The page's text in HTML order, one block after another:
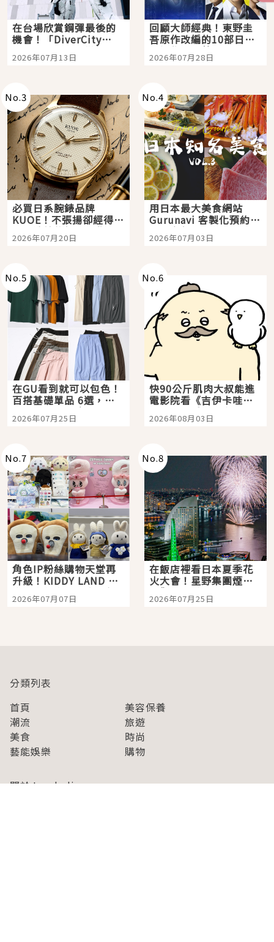
在台場欣賞鋼彈最後的
機會！「DiverCity
Tokyo Plaza」搭船、
購物、美食及夜景，一
2026年07月13日
回顧大師經典！東野圭
吾原作改編的10部日本
影視作品推薦
2026年07月28日
No.3
必買日系腕錶品牌
KUOE！不張揚卻經得起
時間洗鍊的經典之作五
選
2026年07月20日
No.4
用日本最大美食網站
Gurunavi 客製化預約九
大都市餐廳，打造專屬
美食體驗！
2026年07月03日
No.5
在GU看到就可以包色！
百搭基礎單品 6選，閉
眼全收也不心疼
2026年07月25日
No.6
快90公斤肌肉大叔能進
電影院看《吉伊卡哇》
嗎？日本重金屬樂團
「打首」會長與nagano
2026年08月03日
No.7
角色IP粉絲購物天堂再
升級！KIDDY LAND 原
宿店吉伊卡哇迎客，新
開幕 OMOKADO 店3分
2026年07月07日
No.8
在飯店裡看日本夏季花
火大會！星野集團煙火
景觀飯店6選，讓你不用
人擠人悠閒欣賞
2026年07月25日
分類列表
首頁
美容保養
潮流
旅遊
美食
時尚
藝能娛樂
購物
關於Japaholic